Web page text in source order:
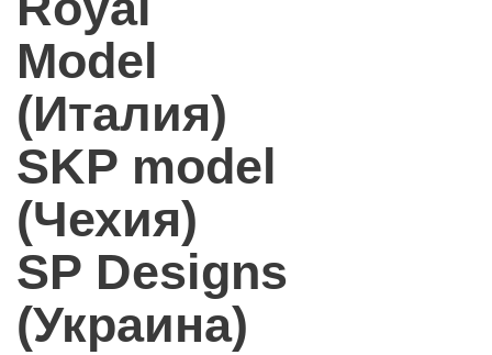
Model
(Италия)
SKP model
(Чехия)
SP Designs
(Украина)